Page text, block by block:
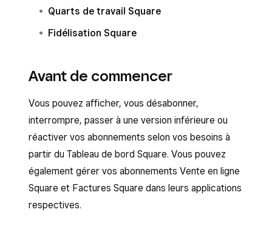
Quarts de travail Square
Fidélisation Square
Avant de commencer
Vous pouvez afficher, vous désabonner,
interrompre, passer à une version inférieure ou
réactiver vos abonnements selon vos besoins à
partir du Tableau de bord Square. Vous pouvez
également gérer vos abonnements Vente en ligne
Square et Factures Square dans leurs applications
respectives.